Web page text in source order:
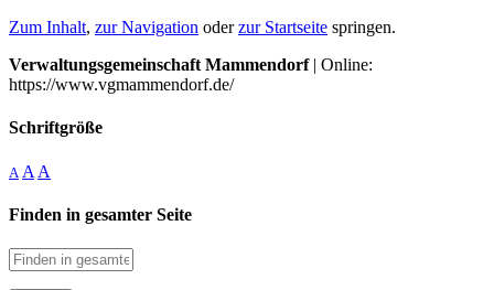
Zum Inhalt, zur Navigation oderzur Startseite springen.
Verwaltungsgemeinschaft Mammendorf| Online:
https://www.vgmammendorf.de/
Schriftgröße
A A A
Finden in gesamter Seite